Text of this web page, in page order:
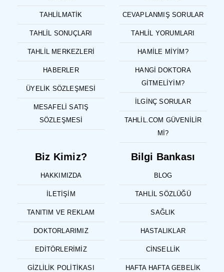
TAHLILMATIK
TAHLIL SONUÇLARI
TAHLIL MERKEZLERI
HABERLER
ÜYELIK SÖZLEŞMESI
MESAFELI SATIŞ
SÖZLEŞMESI
CEVAPLANMIŞ SORULAR
TAHLIL YORUMLARI
HAMILE MIYIM?
HANGI DOKTORA
GITMELIYIM?
İLGINÇ SORULAR
TAHLIL.COM GÜVENILIR
MI?
Biz Kimiz?
HAKKIMIZDA
İLETIŞIM
TANITIM VE REKLAM
DOKTORLARIMIZ
EDITÖRLERIMIZ
GIZLILIK POLITIKASI
Bilgi Bankası
BLOG
TAHLIL SÖZLÜĞÜ
SAĞLIK
HASTALIKLAR
CINSELLIK
HAFTA HAFTA GEBELIK